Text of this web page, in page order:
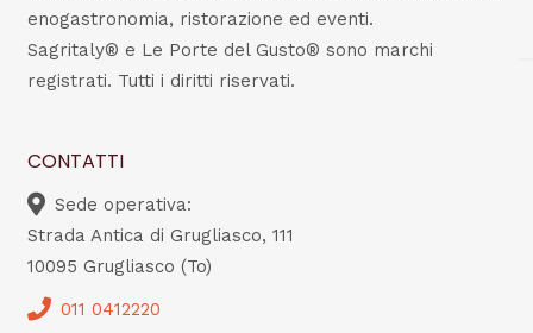
enogastronomia, ristorazione ed eventi.
Sagritaly® e Le Porte del Gusto® sono marchi
registrati. Tutti i diritti riservati.
CONTATTI
Sede operativa:
Strada Antica di Grugliasco, 111
10095 Grugliasco (To)
011 0412220